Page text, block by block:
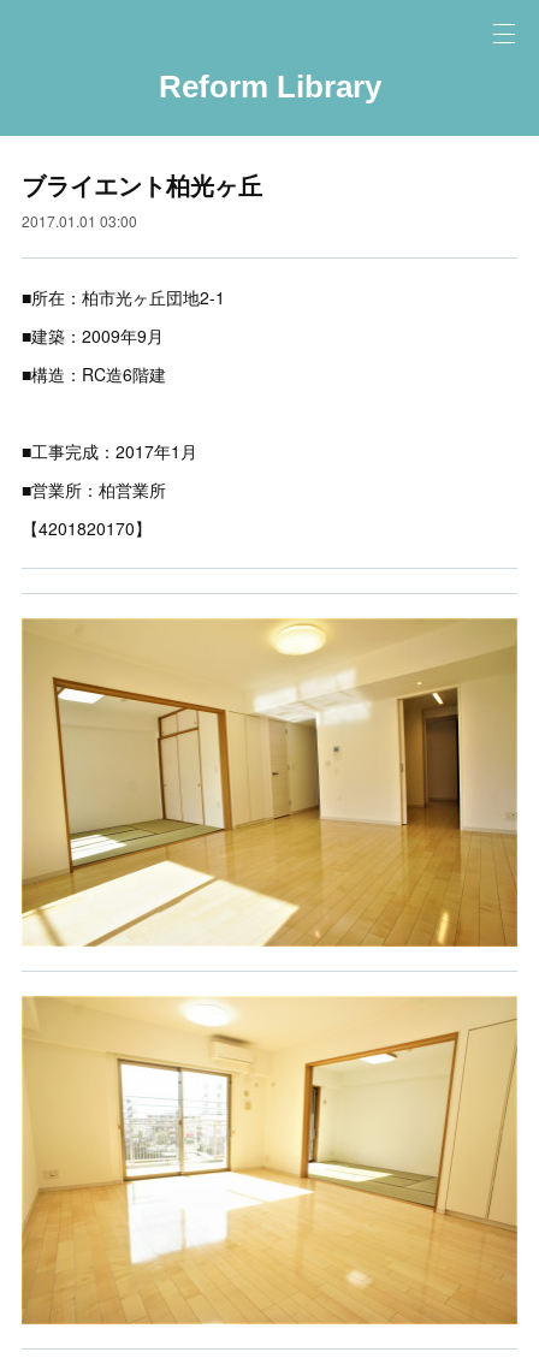
Reform Library
ブライエント柏光ヶ丘
2017.01.01 03:00
■所在：柏市光ヶ丘団地2-1
■建築：2009年9月
■構造：RC造6階建
■工事完成：2017年1月
■営業所：柏営業所
【4201820170】